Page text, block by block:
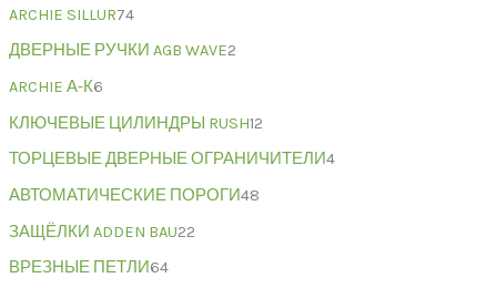
ARCHIE SILLUR74
ДВЕРНЫЕ РУЧКИ AGB WAVE2
ARCHIE А-К6
КЛЮЧЕВЫЕ ЦИЛИНДРЫ RUSH12
ТОРЦЕВЫЕ ДВЕРНЫЕ ОГРАНИЧИТЕЛИ4
АВТОМАТИЧЕСКИЕ ПОРОГИ48
ЗАЩЁЛКИ ADDEN BAU22
ВРЕЗНЫЕ ПЕТЛИ64